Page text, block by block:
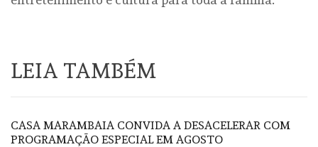
LEIA TAMBÉM
CASA MARAMBAIA CONVIDA A DESACELERAR COM
PROGRAMAÇÃO ESPECIAL EM AGOSTO